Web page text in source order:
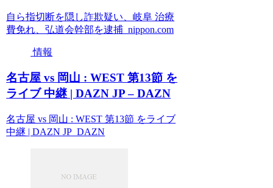
自ら指切断を隠し詐欺疑い、岐阜 治療
費免れ、弘道会幹部を逮捕 nippon.com
情報
名古屋 vs 岡山 : WEST 第13節 を
ライブ 中継 | DAZN JP – DAZN
名古屋 vs 岡山 : WEST 第13節 をライブ
中継 | DAZN JP DAZN